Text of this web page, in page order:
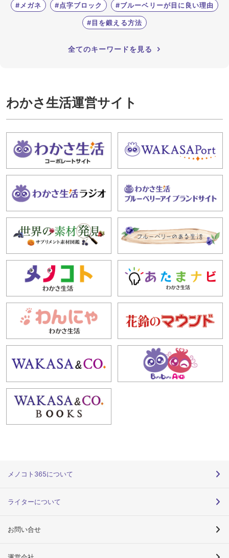
#メガネ #点字ブロック #ブルーベリーが目に良い理由
#目を鍛える方法
全てのキーワードを見る
わかさ生活運営サイト
メノコト365について
ライターについて
お問い合せ